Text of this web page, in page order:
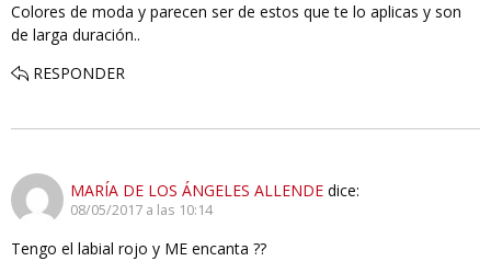
Colores de moda y parecen ser de estos que te lo aplicas y son
de larga duración..
RESPONDER
MARÍA DE LOS ÁNGELES ALLENDE dice:
08/05/2017 a las 10:14
Tengo el labial rojo y ME encanta ??